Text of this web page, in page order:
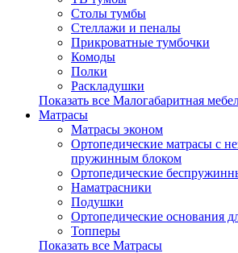
Столы тумбы
Стеллажи и пеналы
Прикроватные тумбочки
Комоды
Полки
Раскладушки
Показать все Малогабаритная
Матрасы
Матрасы эконом
Ортопедические матрасы с
пружинным блоком
Ортопедические
Наматрасники
Подушки
Ортопедические основания
Топперы
Показать все Матрасы